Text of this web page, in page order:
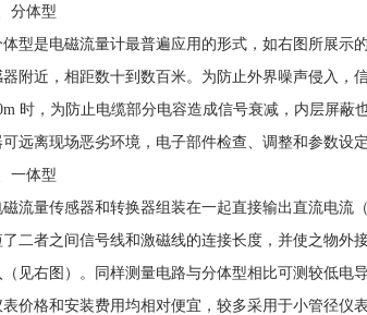
分体型
体型是电磁流量计最普遍应用的形式，如右图所展示
器附近，相距数十到数百米。为防止外界噪声侵入，
时，为防止电缆部分电容造成信号衰减，内层屏
可远离现场恶劣环境，电子部件检查、调整和参数设
一体型
磁流量传感器和转换器组装在一起直接输出直流电流
了二者之间信号线和激磁线的连接长度，并使之物外
（见右图）。同样测量电路与分体型相比可测较低电
表价格和安装费用均相对便宜，较多采用于小管径仪